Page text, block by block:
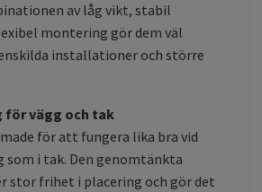
av låg vikt, stabil
montering gör dem väl
installationer och större
för vägg och tak
för att fungera lika bra vid
som i tak. Den genomtänkta
stor frihet i placering och gör det